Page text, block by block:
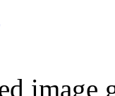
image